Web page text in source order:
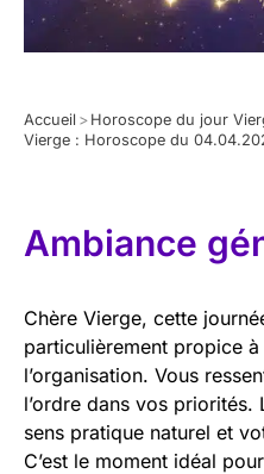
Accueil > Horoscope du jour
Vierge : Horoscope du
Ambiance
Chère Vierge, cette
particulièrement propice à
l’organisation. Vous
l’ordre dans vos
sens pratique naturel et
C’est le moment idéal